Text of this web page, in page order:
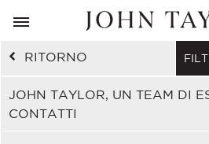
RITORNO
JOHN TAYLOR, UN TEAM DI
CONTATTI